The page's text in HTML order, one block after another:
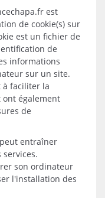
est
de cookie(s) sur
est un fichier de
de
informations
sur un site.
à faciliter la
également
de
entraîner
son ordinateur
l'installation des